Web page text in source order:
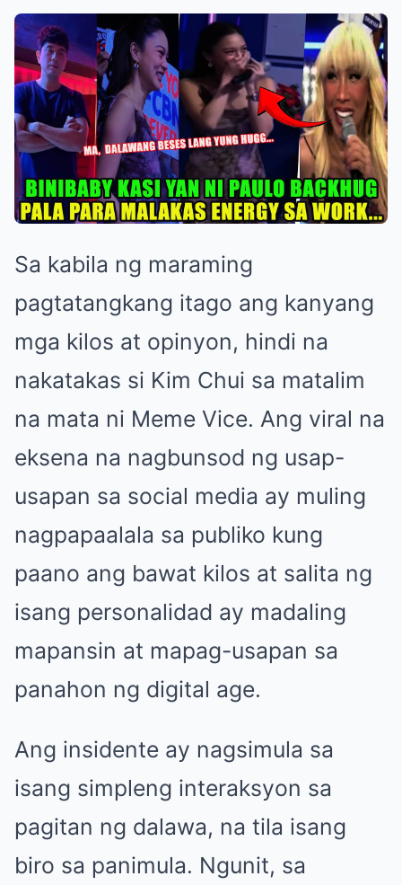
Sa kabila ng maraming
pagtatangkang itago ang kanyang
mga kilos at opinyon, hindi na
nakatakas si Kim Chui sa matalim
na mata ni Meme Vice. Ang viral na
eksena na nagbunsod ng usap-
usapan sa social media ay muling
nagpapaalala sa publiko kung
paano ang bawat kilos at salita ng
isang personalidad ay madaling
mapansin at mapag-usapan sa
panahon ng digital age.
Ang insidente ay nagsimula sa
isang simpleng interaksyon sa
pagitan ng dalawa, na tila isang
biro sa panimula. Ngunit, sa